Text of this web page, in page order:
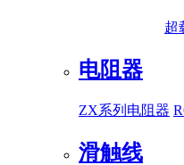
超
电阻器
ZX系列电阻器
滑触线